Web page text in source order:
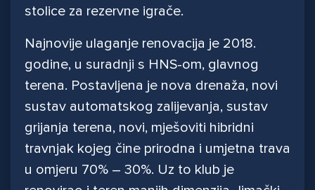
stolice za rezervne igrače.
Najnovije ulaganje renovacija je 2018.
godine, u suradnji s HNS-om, glavnog
terena. Postavljena je nova drenaža, novi
sustav automatskog zalijevanja, sustav
grijanja terena, novi, mješoviti hibridni
travnjak kojeg čine prirodna i umjetna trava
u omjeru 70% – 30%. Uz to klub je